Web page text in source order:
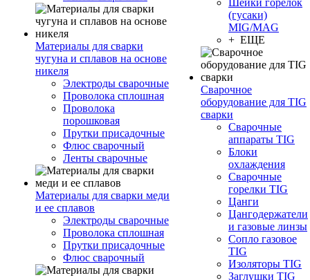
Материалы для сварки
чугуна и сплавов на основе
никеля
Электроды сварочные
Проволока сплошная
Проволока
порошковая
Прутки присадочные
Флюс сварочный
Ленты сварочные
Материалы для сварки меди
и ее сплавов
Электроды сварочные
Проволока сплошная
Прутки присадочные
Флюс сварочный
Шейки горелок
(гусаки)
MIG/MAG
+ ЕЩЕ
Сварочное
оборудование для TIG
сварки
Сварочные
аппараты TIG
Блоки
охлаждения
Сварочные
горелки TIG
Цанги
Цангодержатели
и газовые линзы
Сопло газовое
TIG
Изоляторы TIG
Заглушки TIG